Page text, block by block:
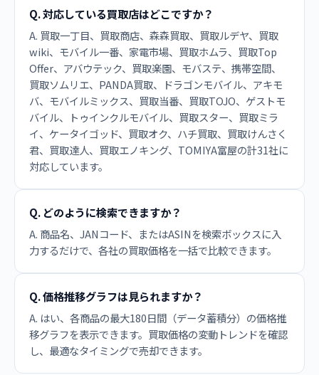
Q. 対応している買取店はどこですか？
A. 買取一丁目、買取商店、森森買取、買取ルデヤ、買取
wiki、モバイル一番、家電市場、買取ホムラ、買取Top
Offer、アバウテック、買取楽園、モバステ、携帯空間、
買取ソムリエ、PANDA買取、ドラゴンモバイル、アキモ
バ、モバイルミックス、買取当番、買取TOJO、ゲストモ
バイル、トゥインクルモバイル、買取スター、買取ミラ
イ、ケータイゴッド、買取オク、ハチ買取、買取けんさく
君、買取達人、買取エノキング、TOMIYA富屋の計31社に
対応しています。
Q. どのように検索できますか？
A. 商品名、JANコード、またはASINを検索ボックスに入
力するだけで、各社の買取価格を一括で比較できます。
Q. 価格推移グラフは見られますか？
A. はい、各商品の最大180日間（データ蓄積分）の価格推
移グラフを表示できます。買取価格の変動トレンドを確認
し、最適なタイミングで売却できます。